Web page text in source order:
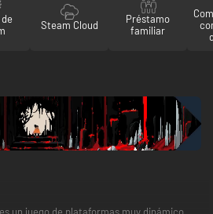
Steam Cloud
Préstamo
familiar
es un juego de plataformas muy dinámico